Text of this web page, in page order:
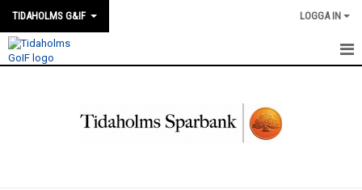
TIDAHOLMS G&IF LOGGA IN
FÖRENINGSKALENDERN